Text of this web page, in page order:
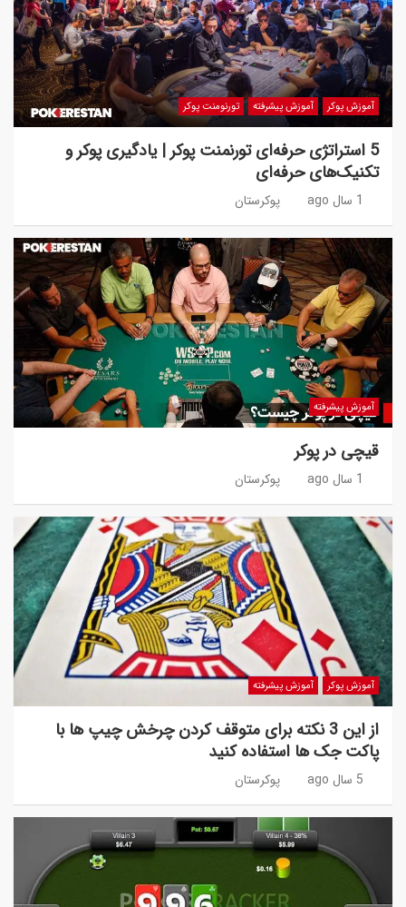
آموزش پوکر آموزش پیشرفته تورنومنت پوکر
5 استراتژی حرفه‌ای تورنمنت پوکر | یادگیری پوکر و
تکنیک‌های حرفه‌ای
1 سال ago پوکرستان
آموزش پیشرفته
قیچی در پوکر
1 سال ago پوکرستان
آموزش پوکر آموزش پیشرفته
از این 3 نکته برای متوقف کردن چرخش چیپ ها با
پاکت جک ها استفاده کنید
5 سال ago پوکرستان